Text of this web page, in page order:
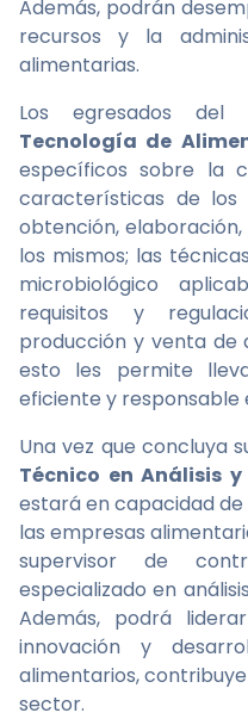
Además, podrán
recursos y la
alimentarias.
Los egresados del
Tecnología de
específicos sobre la
características de los
obtención,
los mismos; las
microbiológico
requisitos y
producción y venta de
esto les permite
eficiente y responsable
Una vez que concluya
Técnico en Análisis
estará en capacidad
las empresas
supervisor de
especializado en
Además, podrá
innovación y
alimentarios,
sector.